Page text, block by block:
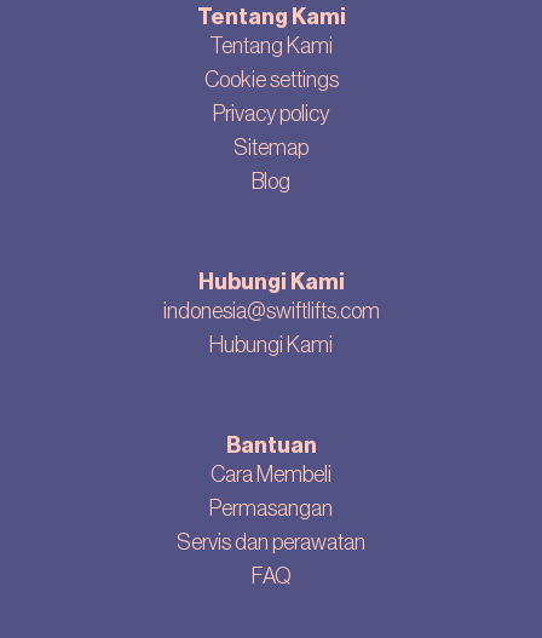
Tentang Kami
Tentang Kami
Cookie settings
Privacy policy
Sitemap
Blog
Hubungi Kami
indonesia@swiftlifts.com
Hubungi Kami
Bantuan
Cara Membeli
Permasangan
Servis dan perawatan
FAQ